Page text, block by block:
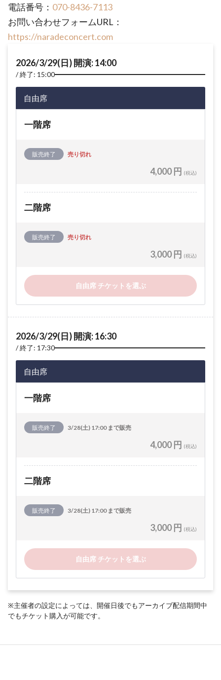
電話番号： 070-8436-7113
お問い合わせフォームURL：
https://naradeconcert.com
2026/3/29(日) 開演: 14:00
終了: 15:00
自由席
一階席
販売終了 売り切れ
4,000 円 (税込)
二階席
販売終了 売り切れ
3,000 円 (税込)
自由席 チケットを選ぶ
2026/3/29(日) 開演: 16:30
終了: 17:30
自由席
一階席
販売終了 3/28(土) 17:00 まで販売
4,000 円 (税込)
二階席
販売終了 3/28(土) 17:00 まで販売
3,000 円 (税込)
自由席 チケットを選ぶ
※主催者の設定によっては、開催日後でもアーカイブ配信期間中
でもチケット購入が可能です。